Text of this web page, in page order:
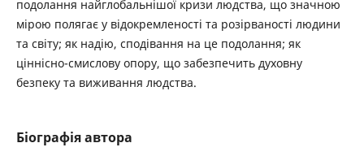
подолання найглобальнішої кризи людства, що значною
мірою полягає у відокремленості та розірваності людини
та світу; як надію, сподівання на це подолання; як
ціннісно-смислову опору, що забезпечить духовну
безпеку та виживання людства.
Біографія автора